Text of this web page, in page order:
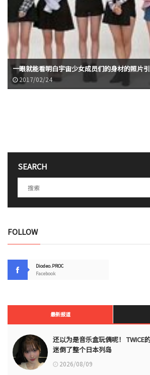
一眼就能看明白宇宙少女成员们的身材的照片引
2017/02/24
SEARCH
FOLLOW
Diodeo.PROC
Facebook
最新报道
还以为是音乐盒玩偶呢！ TWICE
迷倒了整个日本列岛
2026/08/09